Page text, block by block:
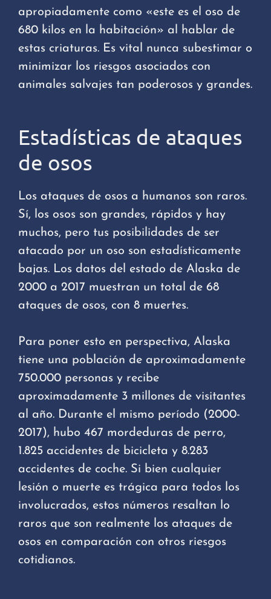
apropiadamente como «este es el oso de
680 kilos en la habitación» al hablar de
estas criaturas. Es vital nunca subestimar o
minimizar los riesgos asociados con
animales salvajes tan poderosos y grandes.
Estadísticas de ataques
de osos
Los ataques de osos a humanos son raros.
Sí, los osos son grandes, rápidos y hay
muchos, pero tus posibilidades de ser
atacado por un oso son estadísticamente
bajas. Los datos del estado de Alaska de
2000 a 2017 muestran un total de 68
ataques de osos, con 8 muertes.
Para poner esto en perspectiva, Alaska
tiene una población de aproximadamente
750.000 personas y recibe
aproximadamente 3 millones de visitantes
al año. Durante el mismo período (2000-
2017), hubo 467 mordeduras de perro,
1.825 accidentes de bicicleta y 8.283
accidentes de coche. Si bien cualquier
lesión o muerte es trágica para todos los
involucrados, estos números resaltan lo
raros que son realmente los ataques de
osos en comparación con otros riesgos
cotidianos.